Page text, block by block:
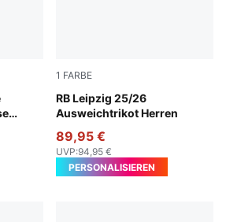
1 FARBE
RB Leipzig 25/26
Ausweichtrikot Herren
PUMA Black-Fast Red
89,95 €
UVP:94,95 €
PERSONALISIEREN